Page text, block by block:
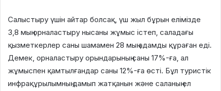
Салыстыру үшін айтар болсақ, үш жыл бұрын елімізде
3,8 мың орналастыру нысаны жұмыс істеп, саладағы
қызметкерлер саны шамамен 28 мың адамды құраған еді.
Демек, орналастыру орындарының саны 17%-ға, ал
жұмыспен қамтылғандар саны 12%-ға өсті. Бұл туристік
инфрақұрылымның дамып жатқанын және саланың ел